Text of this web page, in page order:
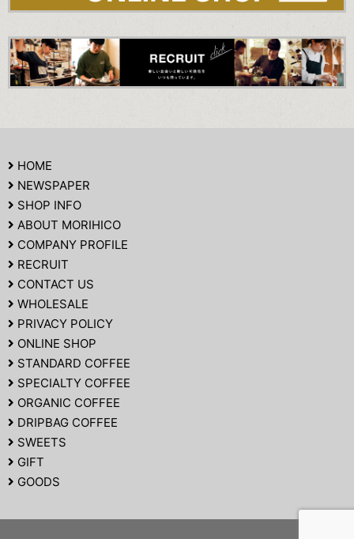
HOME
NEWSPAPER
SHOP INFO
ABOUT MORIHICO
COMPANY PROFILE
RECRUIT
CONTACT US
WHOLESALE
PRIVACY POLICY
ONLINE SHOP
STANDARD COFFEE
SPECIALTY COFFEE
ORGANIC COFFEE
DRIPBAG COFFEE
SWEETS
GIFT
GOODS